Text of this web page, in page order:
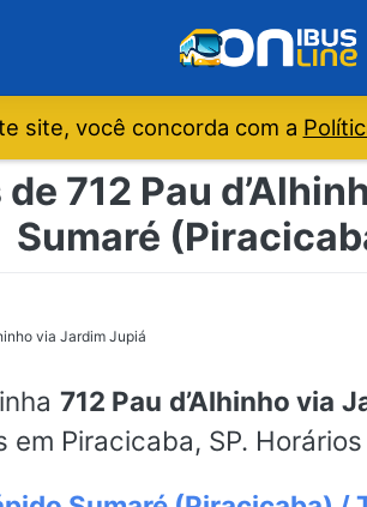
site, você concorda com a
712 Pau
Sumaré
via Jardim Jupiá
712 Pau d’Alhinho via
em Piracicaba, SP.